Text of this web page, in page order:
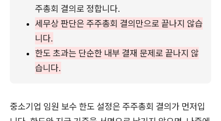
주총회 결의로 정합니다.
세무상 판단은 주주총회 결의만으로 끝나지 않습
니다.
한도 초과는 단순한 내부 결재 문제로 끝나지 않
습니다.
중소기업 임원 보수 한도 설정은 주주총회 결의가 먼저입